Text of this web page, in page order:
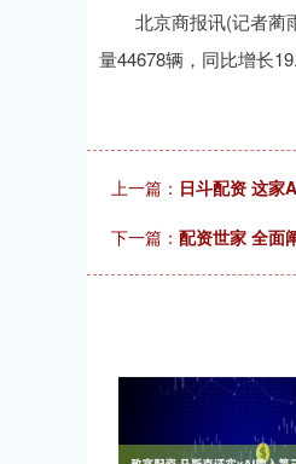
北京商报讯(记者蔺雨
量44678辆，同比增长
上一篇： 日斗配资 这家
下一篇： 配资世家 全面